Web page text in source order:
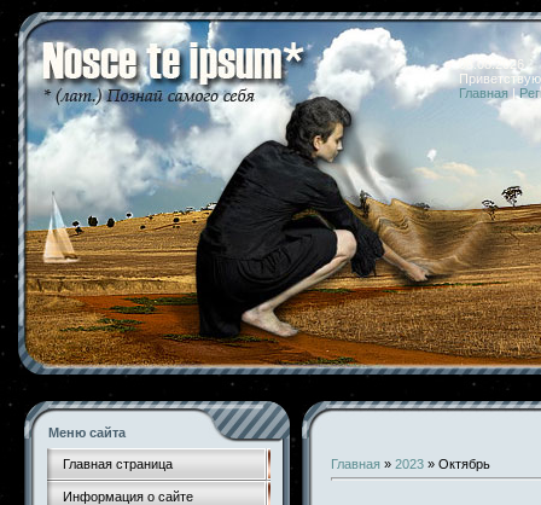
08.08.2026
Главная |
Меню сайта
Главная страница
Информация о сайте
Главная » 2023 » Октябрь